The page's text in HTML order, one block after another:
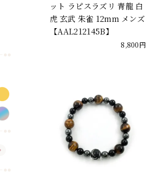
ット ラピスラズリ 青龍 白
虎 玄武 朱雀 12mm メンズ
【AAL212145B】
8,800円